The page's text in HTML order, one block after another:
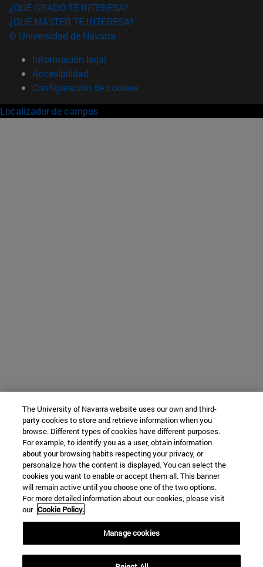
¿QUÉ GRADO TE INTERESA?
¿QUÉ MÁSTER TE INTERESA?
© Universidad de Navarra
Información legal
Accesibilidad
Configuración de cookies
Localizador de campus
The University of Navarra website uses our own and third-
party cookies to store and retrieve information when you
browse. Different types of cookies have different purposes.
For example, to identify you as a user, obtain information
about your browsing habits respecting your privacy, or
personalize how the content is displayed. You can select the
cookies you want to enable or accept them all. This banner
will remain active until you choose one of the two options.
For more detailed information about our cookies, please visit
our Cookie Policy.
Manage cookies